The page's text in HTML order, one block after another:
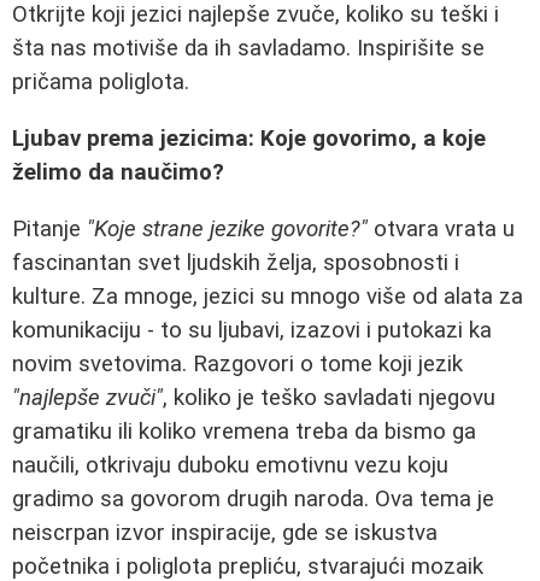
Otkrijte koji jezici najlepše zvuče, koliko su teški i
šta nas motiviše da ih savladamo. Inspirišite se
pričama poliglota.
Ljubav prema jezicima: Koje govorimo, a koje
želimo da naučimo?
Pitanje "Koje strane jezike govorite?" otvara vrata u
fascinantan svet ljudskih želja, sposobnosti i
kulture. Za mnoge, jezici su mnogo više od alata za
komunikaciju - to su ljubavi, izazovi i putokazi ka
novim svetovima. Razgovori o tome koji jezik
"najlepše zvuči", koliko je teško savladati njegovu
gramatiku ili koliko vremena treba da bismo ga
naučili, otkrivaju duboku emotivnu vezu koju
gradimo sa govorom drugih naroda. Ova tema je
neiscrpan izvor inspiracije, gde se iskustva
početnika i poliglota prepliću, stvarajući mozaik